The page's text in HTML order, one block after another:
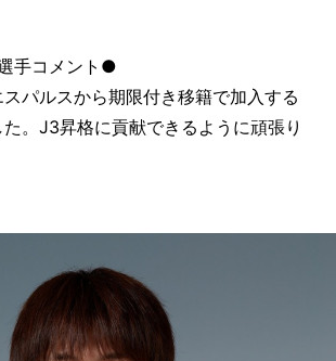
手コメント●
パルスから期限付き移籍で加入する
。J3昇格に貢献できるように頑張り